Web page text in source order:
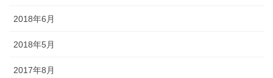
2018年6月
2018年5月
2017年8月
だと思われます。「勉強ができますように」との願いをこめて天神
料理のほかに、昔は、菓子の入っふた付の椀（わん）が並び、果物